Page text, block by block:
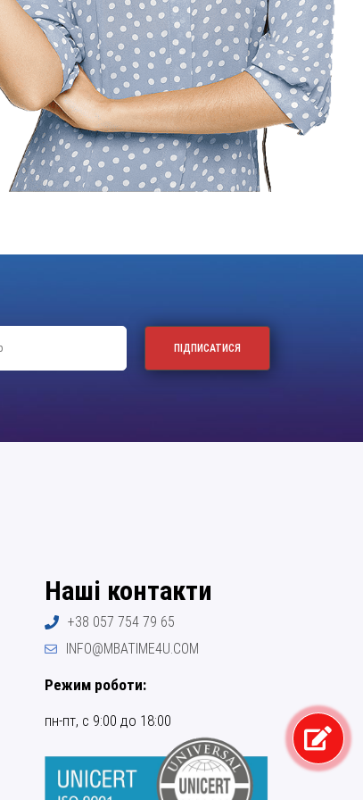
Наші контакти
+38 057 754 79 65
INFO@MBATIME4U.COM
Режим роботи:
пн-пт, с 9:00 до 18:00